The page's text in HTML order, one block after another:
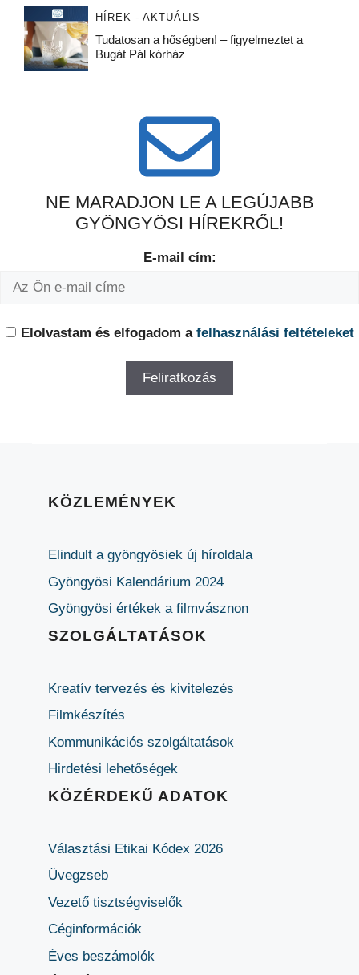
HÍREK - AKTUÁLIS
Tudatosan a hőségben! – figyelmeztet a
Bugát Pál kórház
NE MARADJON LE A LEGÚJABB
GYÖNGYÖSI HÍREKRŐL!
E-mail cím:
Elolvastam és elfogadom a felhasználási feltételeket
KÖZLEMÉNYEK
Elindult a gyöngyösiek új híroldala
Gyöngyösi Kalendárium 2024
Gyöngyösi értékek a filmvásznon
SZOLGÁLTATÁSOK
Kreatív tervezés és kivitelezés
Filmkészítés
Kommunikációs szolgáltatások
Hirdetési lehetőségek
KÖZÉRDEKŰ ADATOK
Választási Etikai Kódex 2026
Üvegzseb
Vezető tisztségviselők
Céginformációk
Éves beszámolók